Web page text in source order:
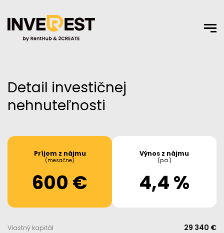
Detail investičnej
nehnuteľnosti
Príjem z nájmu
(mesačne)
600 €
Výnos z nájmu
(p.a.)
4,4 %
Vlastný kapitál 29 340 €